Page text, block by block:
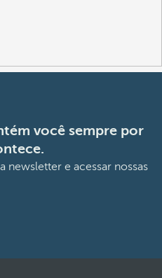
você sempre por
newsletter e acessar nossas